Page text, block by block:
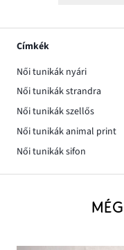
Címkék
Női tunikák nyári
Női tunikák strandra
Női tunikák szellős
Női tunikák animal print
Női tunikák sifon